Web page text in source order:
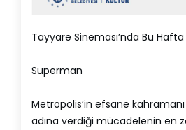
Tayyare Sineması’nda Bu Hafta
Superman
Metropolis’in efsane
adına verdiği mücadelenin en